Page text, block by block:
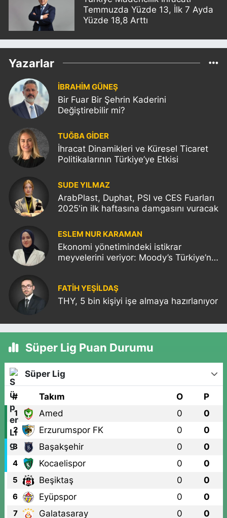
Temmuzda Yüzde 13, İlk 7 Ayda
Yüzde 18,8 Arttı
Yazarlar
İBRAHİM GÜNEŞ
Bir Fuar Bir Şehrin Kaderini
Değiştirebilir mi?
TUĞBA GİDER
İhracat Dinamikleri ve Küresel Ticaret
Politikalarının Türkiye’ye Etkisi
SUDE YILMAZ
ArabPlast, Duphat, PSI ve CES Fuarları
2025'in ilk haftasına damgasını vuracak
ESLEM NUR KARAMAN
Ekonomi yönetimindeki istikrar
meyvelerini veriyor: Moody’s Türkiye’nin
FATIH YEŞİLDAŞ
THY, 5 bin kişiyi işe almaya hazırlanıyor
Süper Lig Puan Durumu
Süper Lig
# Takım O P
1 Amed 0 0
2 Erzurumspor FK 0 0
3 Başakşehir 0 0
4 Kocaelispor 0 0
5 Beşiktaş 0 0
6 Eyüpspor 0 0
7 Galatasaray 0 0